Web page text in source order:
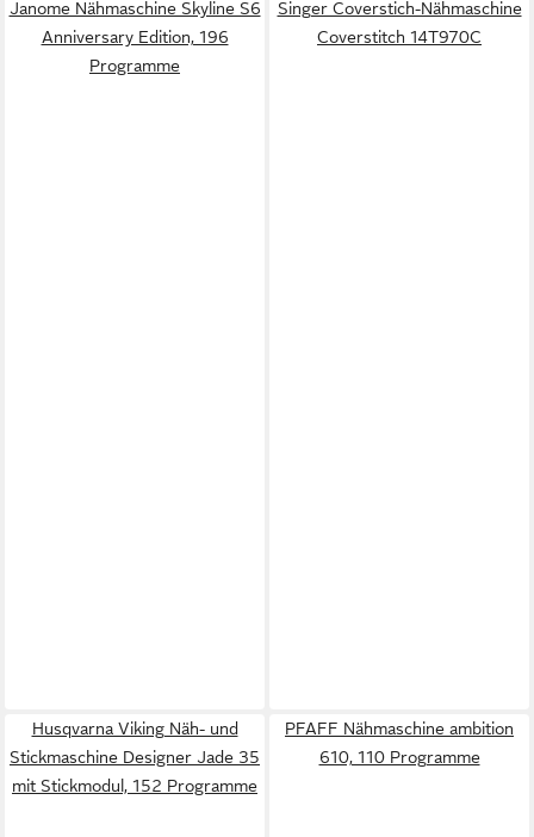
Janome Nähmaschine Skyline S6
Anniversary Edition, 196
Programme
Singer Coverstich-Nähmaschine
Coverstitch 14T970C
Husqvarna Viking Näh- und
Stickmaschine Designer Jade 35
mit Stickmodul, 152 Programme
PFAFF Nähmaschine ambition
610, 110 Programme